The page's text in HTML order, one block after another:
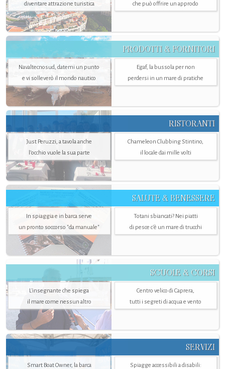
diventare attrazione turistica che può offrire un approdo
PRODOTTI & FORNITORI
Navaltecnosud, datemi un punto
e vi solleverò il mondo nautico
Egaf, la bussola per non
perdersi in un mare di pratiche
RISTORANTI
Just Peruzzi, a tavola anche
l’occhio vuole la sua parte
Chameleon Clubbing Stintino,
il locale dai mille volti
SALUTE & BENESSERE
In spiaggia e in barca serve
un pronto soccorso "da manuale"
Totani sbiancati? Nei piatti
di pesce c'è un mare di trucchi
SCUOLE & CORSI
L'insegnante che spiega
il mare come nessun altro
Centro velico di Caprera,
tutti i segreti di acqua e vento
SERVIZI
Smart Boat Owner, la barca
Spiagge accessibili a disabili: